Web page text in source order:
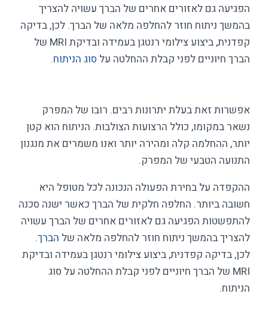
הפגיעה גם לאזורים אחרים של הברך עשויה להצריך
בהמשך ניתוח חוזר להחלפה מלאה של הברך. לכן, בדיקה
קפדנית, ביצוע צילומי רנטגן בעמידה ובדיקת MRI של
הברך חיוניים לפני קבלת ההחלטה על סוג הניתוח.
אפשרות זאת בעלת יתרונות רבים. רובו של המפרק
נשאר במקומו, כולל הרצועות הצולבות. הניתוח הוא קטן
יותר, ההחלמה קלה ומהירה יותר ואנו משמרים את מנגנון
התנועה הטבעי של המפרק.
ההקפדה על בחירת הפעולה הנכונה לכל מטופל היא
חשובה ביותר. החלפה חלקית של הברך כאשר ישנה סכנה
להתפשטות הפגיעה גם לאזורים אחרים של הברך עשויה
להצריך בהמשך ניתוח חוזר להחלפה מלאה של הברך.
לכן, בדיקה קפדנית, ביצוע צילומי רנטגן בעמידה ובדיקת
MRI של הברך חיוניים לפני קבלת ההחלטה על סוג
הניתוח.